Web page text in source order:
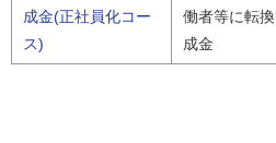
成金(正社員化コー
ス)
働者等に転
成金